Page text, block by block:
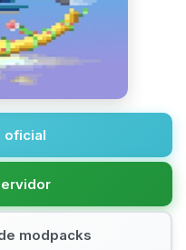
oficial
modpacks